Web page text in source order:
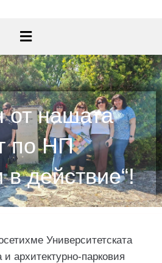
от нашата
по НП
действие“!
Университетската
и архитектурно-парковия